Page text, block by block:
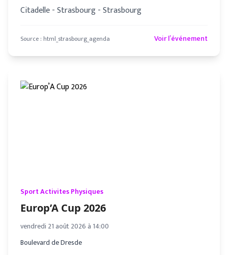
Citadelle - Strasbourg - Strasbourg
Source : html_strasbourg_agenda Voir l’événement
Sport Activites Physiques
Europ’A Cup 2026
vendredi 21 août 2026 à 14:00
Boulevard de Dresde